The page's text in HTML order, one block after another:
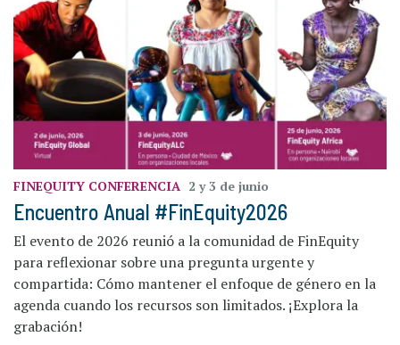
FINEQUITY CONFERENCIA 2 y 3 de junio
Encuentro Anual #FinEquity2026
El evento de 2026 reunió a la comunidad de FinEquity
para reflexionar sobre una pregunta urgente y
compartida: Cómo mantener el enfoque de género en la
agenda cuando los recursos son limitados. ¡Explora la
grabación!